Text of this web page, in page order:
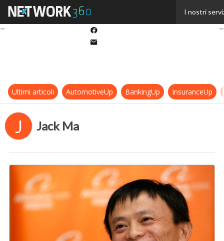
I nostri
Ultimi articoli AutomotiveUp BankingUp InsuranceUp
J Jack Ma